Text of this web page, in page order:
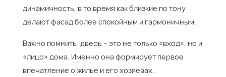
динамичность, в то время как близкие по тону
делают фасад более спокойным и гармоничным.
Важно помнить: дверь – это не только «вход», но и
«лицо» дома. Именно она формирует первое
впечатление о жилье и его хозяевах.